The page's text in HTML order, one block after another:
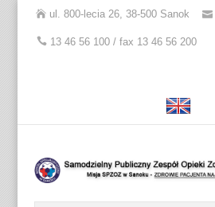
ul. 800-lecia 26, 38-500 Sanok
13 46 56 100 / fax 13 46 56 200